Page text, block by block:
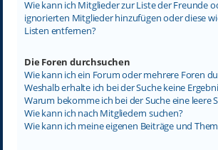
Wie kann ich Mitglieder zur Liste der Freunde
ignorierten Mitglieder hinzufügen oder diese
Listen entfernen?
Die Foren durchsuchen
Wie kann ich ein Forum oder mehrere Foren
Weshalb erhalte ich bei der Suche keine
Warum bekomme ich bei der Suche eine leere
Wie kann ich nach Mitgliedern suchen?
Wie kann ich meine eigenen Beiträge und